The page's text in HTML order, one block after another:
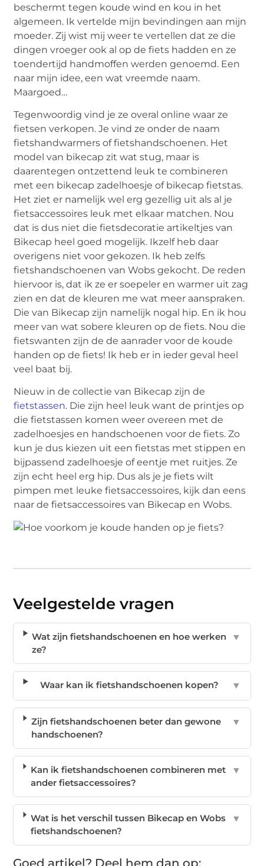
beschermt tegen koude wind en kou in het
algemeen. Ik vertelde mijn bevindingen aan mijn
moeder. Zij wist mij weer te vertellen dat ze die
dingen vroeger ook al op de fiets hadden en ze
toendertijd handmoffen werden genoemd. Een
naar mijn idee, een wat vreemde naam.
Maargoed…
Tegenwoordig vind je ze overal online waar ze
fietsen verkopen. Je vind ze onder de naam
fietshandwarmers of fietshandschoenen. Het
model van bikecap zit wat stug, maar is
daarentegen ontzettend leuk te combineren
met een bikecap zadelhoesje of bikecap fietstas.
Het ziet er namelijk wel erg gezellig uit als al je
fietsaccessoires leuk met elkaar matchen. Nou
dat is dus niet die fietsdecoratie artikeltjes van
Bikecap heel goed mogelijk. Ikzelf heb daar
overigens niet voor gekozen. Ik heb zelfs
fietshandschoenen van Wobs gekocht. De reden
hiervoor is, dat ik ze er soepeler en warmer uit zag
zien en dat de kleuren me wat meer aanspraken.
Die van Bikecap zijn namelijk nogal hip. En ik hou
meer van wat sobere kleuren op de fiets. Nou die
fietswanten zijn de de aanrader voor de koude
handen op de fiets! Ik heb er in ieder geval heel
veel baat bij.
Nieuw in de collectie van Bikecap zijn de
fietstassen. Die zijn heel leuk want de printjes op
die fietstassen komen weer overeen met de
zadelhoesjes en handschoenen voor de fiets. Zo
kun je dus kiezen uit een fietstas met stippen en
bijpassend zadelhoesje of eentje met ruitjes. Ze
zijn echt heel erg hip. Dus als je je fiets wilt
pimpen met leuke fietsaccessoires, kijk dan eens
naar de fietsaccessoires van Bikecap en Wobs.
Veelgestelde vragen
Wat zijn fietshandschoenen en hoe werken
ze?
▼
Waar kan ik fietshandschoenen kopen? ▼
Zijn fietshandschoenen beter dan gewone
handschoenen?
▼
Kan ik fietshandschoenen combineren met
ander fietsaccessoires?
▼
Wat is het verschil tussen Bikecap en Wobs
fietshandschoenen?
▼
Goed artikel? Deel hem dan op: